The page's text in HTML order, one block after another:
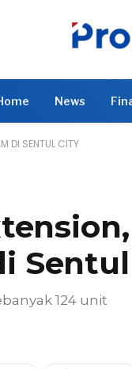
News
DI SENTUL CITY
124 unit